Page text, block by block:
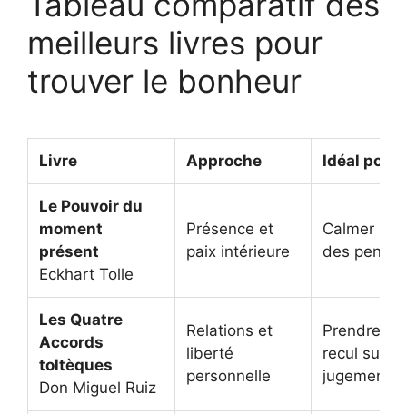
meilleurs livres pour
trouver le bonheur
Livre Approche Idéal pour
Le Pouvoir du
moment
présent
Eckhart Tolle
Présence et
paix intérieure
Calmer le
des
Les Quatre
Accords
toltèques
Don Miguel Ruiz
Relations et
liberté
personnelle
Prendre du
recul sur le
jugement